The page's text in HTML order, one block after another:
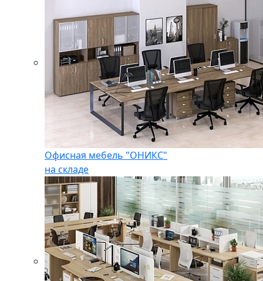
Офисная мебель "ОНИКС"
на складе